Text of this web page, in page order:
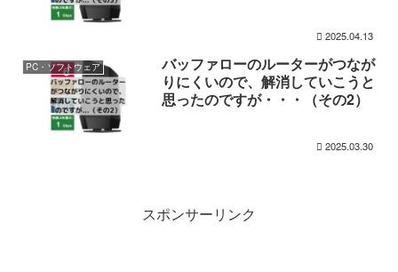
2025.04.13
PC・ソフトウェア
バッファローのルーターがつなが
りにくいので、解消していこうと
思ったのですが・・・（その2）
2025.03.30
スポンサーリンク